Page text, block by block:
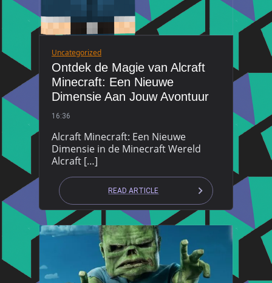
Uncategorized
Ontdek de Magie van Alcraft
Minecraft: Een Nieuwe
Dimensie Aan Jouw Avontuur
16:36
Alcraft Minecraft: Een Nieuwe
Dimensie in de Minecraft Wereld
Alcraft […]
READ ARTICLE